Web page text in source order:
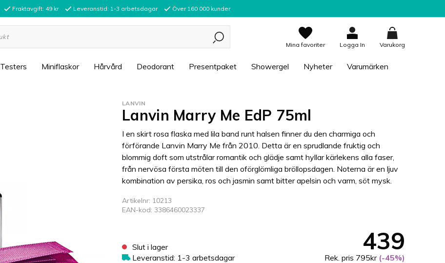
Fraktavgift: 49 kr Leveranstid: 1-3 arbetsdagar Över 160 000 kunder
Varukorg
Logga In
Mina favoriter
Testers Miniflaskor Hårvård Deodorant Presentpaket Showergel Nyheter Varumärken
LANVIN
Lanvin Marry Me EdP 75ml
I en skirt rosa flaska med lila band runt halsen finner du den charmiga och
förförande Lanvin Marry Me från 2010. Detta är en sprudlande fruktig och
blommig doft som utstrålar romantik och glädje samt hyllar kärlekens alla faser,
från nervösa första möten till den oförglömliga bröllopsdagen. Noterna är en ljuv
kombination av persika, ros och jasmin samt bitter apelsin och varm, söt mysk.
Artikelnr: 10213
EAN-kod: 3386460023337
Slut i lager
Leveranstid: 1-3 arbetsdagar
439
Rek. pris 795kr (-45%)